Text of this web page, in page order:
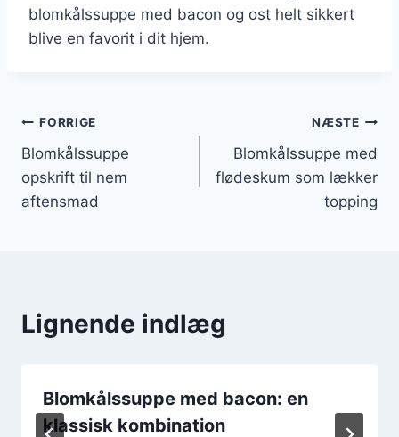
blomkålssuppe med bacon og ost helt sikkert
blive en favorit i dit hjem.
Indlægsnavigation
FORRIGE
Blomkålssuppe
opskrift til nem
aftensmad
NÆSTE
Blomkålssuppe med
flødeskum som lækker
topping
Lignende indlæg
Blomkålssuppe med bacon: en
klassisk kombination